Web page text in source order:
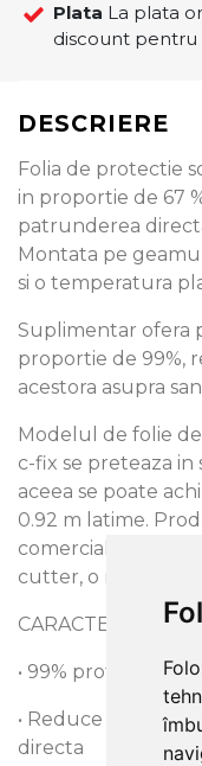
Plata La plata
discount pentru
DESCRIERE
Folia de protectie
in proportie de 67
patrunderea
Montata pe
si o temperatura
Suplimentar ofera
proportie de 99%,
acestora asupra
Modelul de folie
c-fix se preteaza in
aceea se poate
0.92 m latime.
comercializeaza la
cutter, o racleta si
CARACTERISTICI:
• 99% protectie
• Reduce cu 67%
directa